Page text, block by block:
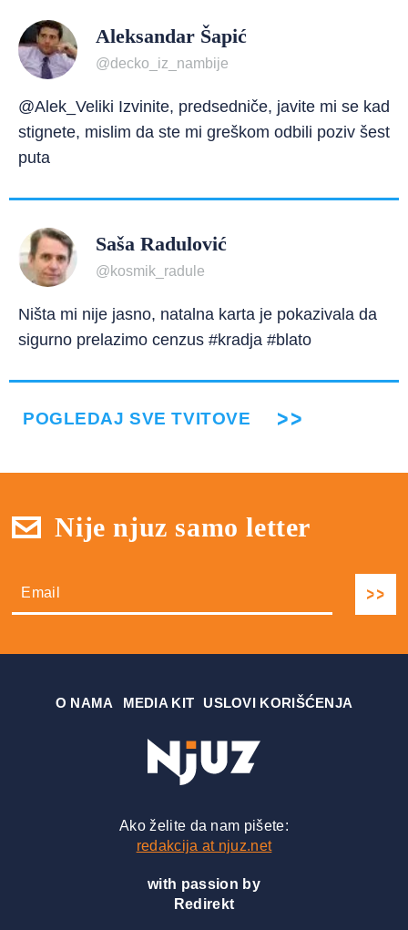
Aleksandar Šapić
@decko_iz_nambije
@Alek_Veliki Izvinite, predsedniče, javite mi se kad
stignete, mislim da ste mi greškom odbili poziv šest
puta
Saša Radulović
@kosmik_radule
Ništa mi nije jasno, natalna karta je pokazivala da
sigurno prelazimo cenzus #kradja #blato
POGLEDAJ SVE TVITOVE
Nije njuz samo letter
О NAMA MEDIA KIT USLOVI KORIŠĆENJA
Ako želite da nam pišete:
redakcija at njuz.net
with passion by
Redirekt